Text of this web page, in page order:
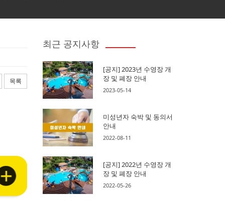
목록
최근 공지사항
[공지] 2023년 수영장 개
장 및 폐장 안내
2023-05-14
미성년자 숙박 및 동의서
안내
2022-08-11
[공지] 2022년 수영장 개
장 및 폐장 안내
2022-05-26